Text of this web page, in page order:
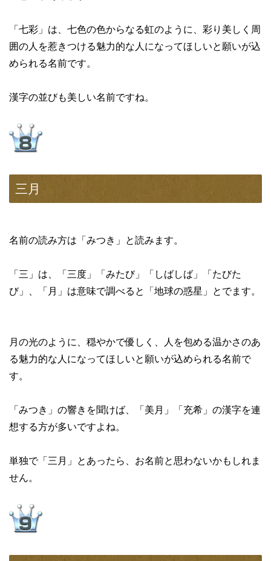
「七彩」は、七色の色からなる虹のように、彩り美しく周
囲の人を惹きつける魅力的な人になってほしいと願いが込
められる名前です。
漢字の並びも美しい名前ですね。
三月
名前の読み方は「みつき」と読みます。
「三」は、「三度」「みたび」「しばしば」「たびた
び」、「月」は意味で調べると「地球の惑星」とでます。
月の光のように、穏やかで優しく、人を包める温かさのあ
る魅力的な人になってほしいと願いが込められる名前で
す。
「みつき」の響きを聞けば、「美月」「充希」の漢字を連
想する方が多いですよね。
単独で「三月」とあったら、お名前と思わないかもしれま
せん。